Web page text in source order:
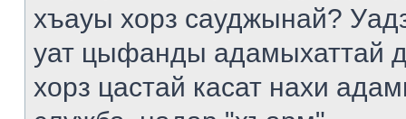
хъауы хорз сауджынай?
уат цыфанды адамыхаттай
хорз цастай касат нахи